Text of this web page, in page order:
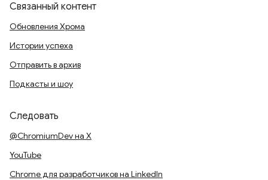
Связанный контент
Обновления Хрома
Истории успеха
Отправить в архив
Подкасты и шоу
Следовать
@ChromiumDev на X
YouTube
Chrome для разработчиков на LinkedIn